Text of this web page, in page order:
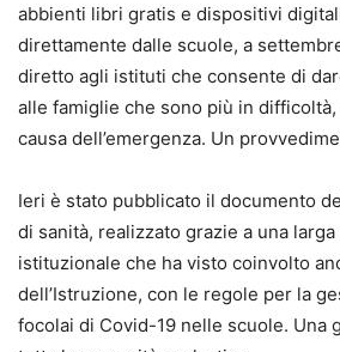
abbienti libri gratis e dispositivi
direttamente dalle scuole, a
diretto agli istituti che consente di
alle famiglie che sono più in
causa dell’emergenza. Un
Ieri è stato pubblicato il documento
di sanità, realizzato grazie a una
istituzionale che ha visto coinvolto
dell’Istruzione, con le regole per la
focolai di Covid-19 nelle scuole. Una